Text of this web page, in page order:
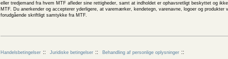
eller tredjemand fra hvem MTF afleder sine rettigheder, samt at indholdet er ophavsretligt beskyttet og
MTF. Du anerkender og accepterer yderligere, at varemærker, kendetegn, varenavne, logoer og
forudgående skriftligt samtykke fra MTF.
Handelsbetingelser Juridiske betingelser Behandling af personlige oplysninger